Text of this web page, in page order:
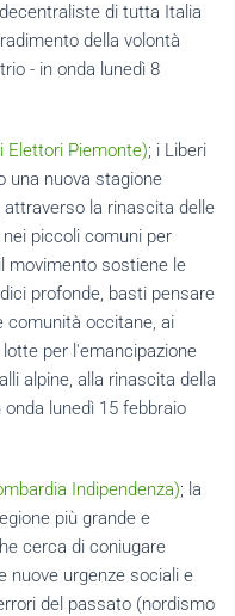
di tutta Italia
della volontà
- in onda lunedì 8
Elettori Piemonte); i Liberi
una nuova stagione
la rinascita delle
piccoli comuni per
movimento sostiene le
profonde, basti pensare
comunità occitane, ai
per l'emancipazione
alpine, alla rinascita della
lunedì 15 febbraio
Indipendenza); la
più grande e
cerca di coniugare
nuove urgenze sociali e
del passato (nordismo